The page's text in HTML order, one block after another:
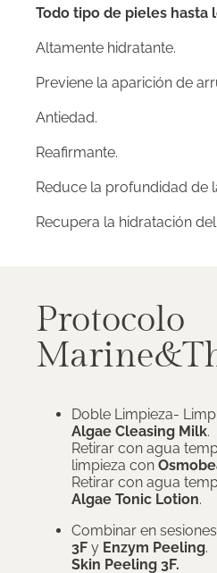
Todo tipo de pieles hasta
Altamente hidratante.
Previene la aparición de
Antiedad.
Reafirmante.
Reduce la profundidad de
Recupera la hidratación
Protocolo
Doble Limpieza-
Algae Cleasing Milk.
Retirar con agua
limpieza con
Retirar con agua
Algae Tonic Lotion.
Combinar en
3Fy Enzym Peeling.
Skin Peeling 3F.